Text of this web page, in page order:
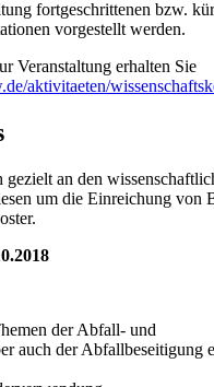
fortgeschrittenen bzw.
vorgestellt werden.
Veranstaltung erhalten Sie
aktivitaeten/
an den
um die Einreichung von
der Abfall- und
auch der Abfallbeseitigung